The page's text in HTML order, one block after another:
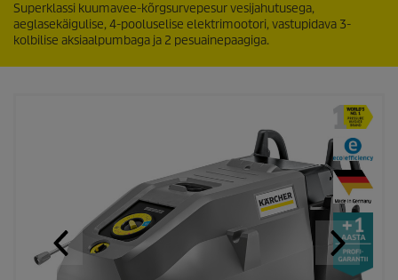
Superklassi kuumavee-kõrgsurvepesur vesijahutusega,
aeglasekäigulise, 4-pooluselise elektrimootori, vastupidava 3-
kolbilise aksiaalpumbaga ja 2 pesuainepaagiga.